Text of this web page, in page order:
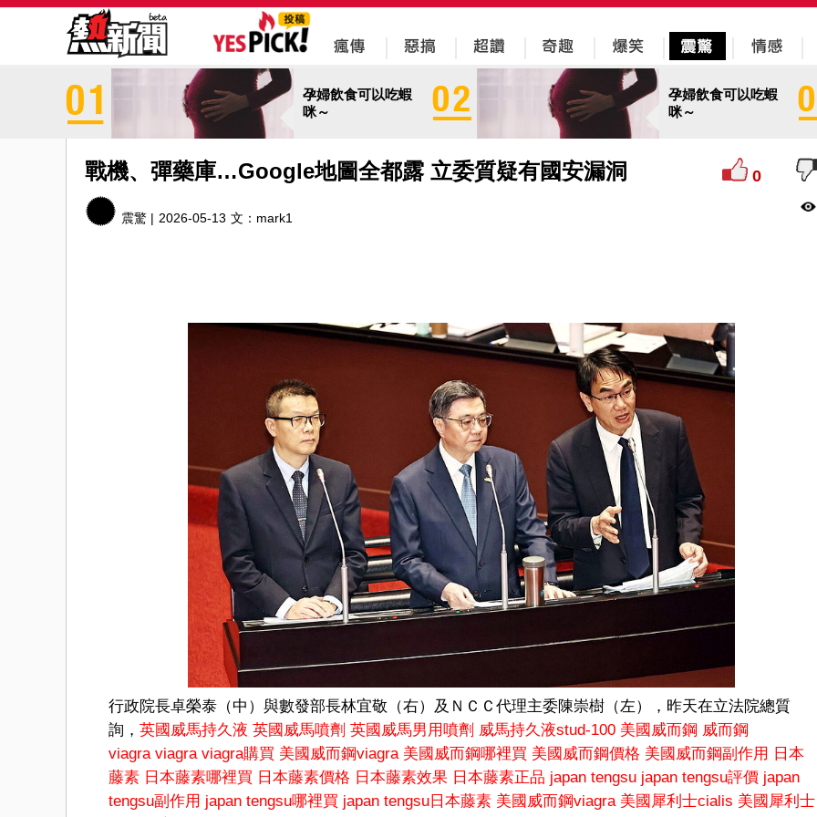
孕婦飲食可以吃蝦
咪～
孕婦飲食可以吃蝦
咪～
戰機、彈藥庫…Google地圖全都露 立委質疑有國安漏洞 0
震驚 | 2026-05-13 文： mark1
行政院長卓榮泰（中）與數發部長林宜敬（右）及ＮＣＣ代理主委陳崇樹（左），昨天在立法院總質
詢， 英國威馬持久液 英國威馬噴劑 英國威馬男用噴劑 威馬持久液stud-100 美國威而鋼 威而鋼
viagra viagra viagra購買 美國威而鋼viagra 美國威而鋼哪裡買 美國威而鋼價格 美國威而鋼副作用
日本
藤素 日本藤素哪裡買 日本藤素價格 日本藤素效果 日本藤素正品 japan tengsu japan tengsu評價 japan
tengsu副作用 japan tengsu哪裡買 japan tengsu日本藤素 美國威而鋼viagra 美國犀利士cialis 美國犀利士